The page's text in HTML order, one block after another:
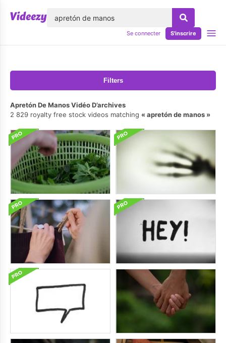
Se connecter S'inscrire
Filters
Apretón De Manos Vidéo D’archives
2 829 royalty free stock videos matching
apretón de manos